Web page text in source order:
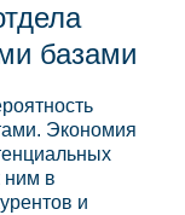
базами
Экономия
ним в
и